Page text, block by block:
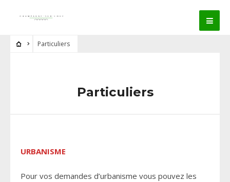
Particuliers
Particuliers
URBANISME
Pour vos demandes d’urbanisme vous pouvez les